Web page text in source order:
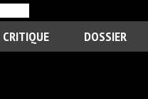
CRITIQUE DOSSIER